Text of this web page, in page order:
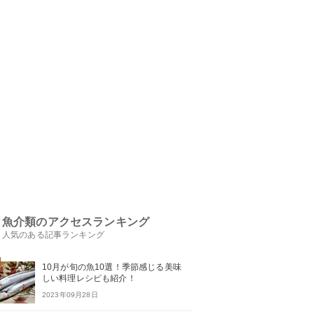
魚介類のアクセスランキング
人気のある記事ランキング
10月が旬の魚10選！季節感じる美味
しい料理レシピも紹介！
2023年09月28日